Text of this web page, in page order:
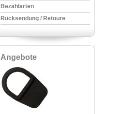
Bezahlarten
Rücksendung / Retoure
Angebote